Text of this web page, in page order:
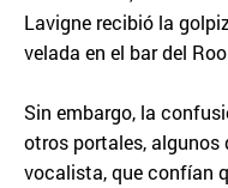
Lavigne recibió la
velada en el bar del
Sin embargo, la
otros portales, algunos
vocalista, que confían